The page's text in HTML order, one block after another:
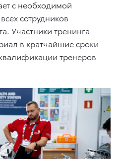
с необходимой
сотрудников
Участники тренинга
в кратчайшие сроки
тренеров